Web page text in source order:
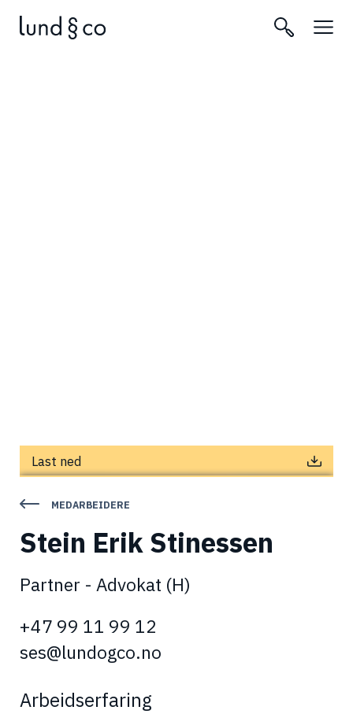
MEDARBEIDERE
Stein Erik Stinessen
Partner - Advokat (H)
+47 99 11 99 12
ses@lundogco.no
Arbeidserfaring
Last ned